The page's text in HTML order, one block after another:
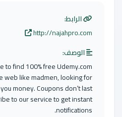
الرابط:
http://najahpro.com
الوصف:
to find 100% free Udemy.com
web like madmen, looking for
money. Coupons don’t last
to our service to get instant
notifications.